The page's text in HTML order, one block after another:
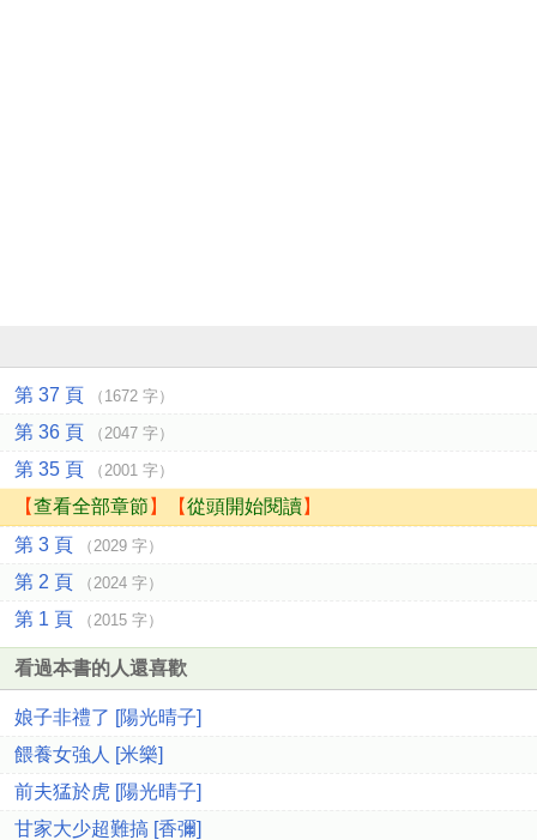
第 37 頁 （1672 字）
第 36 頁 （2047 字）
第 35 頁 （2001 字）
【查看全部章節 】【從頭開始閱讀】
第 3 頁
（2029 字）
第 2 頁 （2024 字）
第 1 頁 （2015 字）
看過本書的人還喜歡
娘子非禮了 [陽光晴子]
餵養女強人 [米樂]
前夫猛於虎 [陽光晴子]
甘家大少超難搞 [香彌]